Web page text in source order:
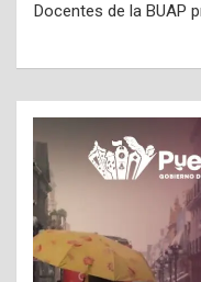
Docentes de la BUAP